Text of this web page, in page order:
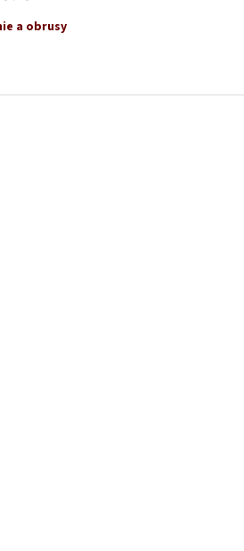
a obrusy